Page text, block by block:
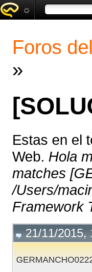
Foros
»
Estas en el
Web. Hola
matches
/Users/
Framework
21/11/2015,